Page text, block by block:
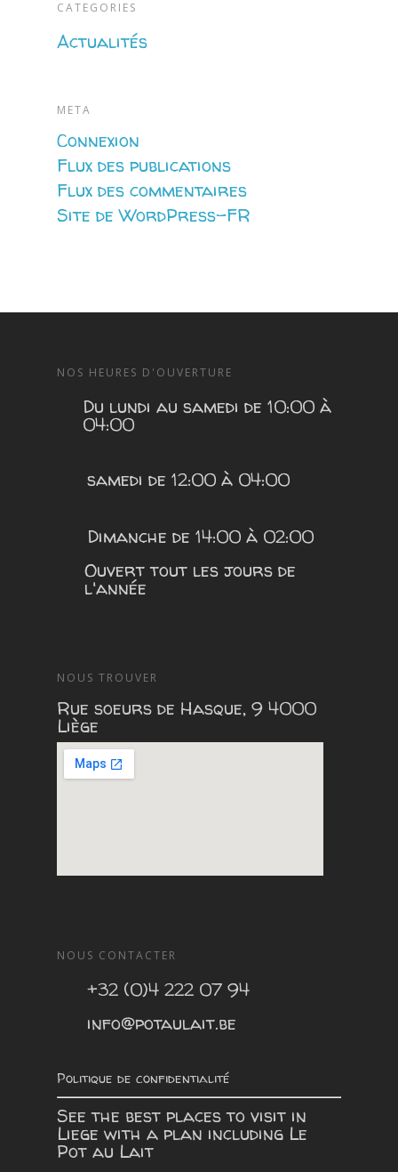
CATEGORIES
Actualités
META
Connexion
Flux des publications
Flux des commentaires
Site de WordPress-FR
NOS HEURES D'OUVERTURE
Du lundi au samedi de 10:00 à
04:00
samedi de 12:00 à 04:00
Dimanche de 14:00 à 02:00
Ouvert tout les jours de
l'année
NOUS TROUVER
Rue soeurs de Hasque, 9 4000
Liège
NOUS CONTACTER
+32 (0)4 222 07 94
info@potaulait.be
Politique de confidentialité
See the best places to visit in
Liege with a plan including Le
Pot au Lait